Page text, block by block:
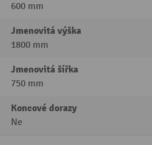
600 mm
Jmenovitá výška
1800 mm
Jmenovitá šířka
750 mm
Koncové dorazy
Ne